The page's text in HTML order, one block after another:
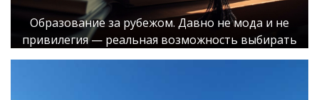
Образование за рубежом. Давно не мода и не
привилегия — реальная возможность выбирать